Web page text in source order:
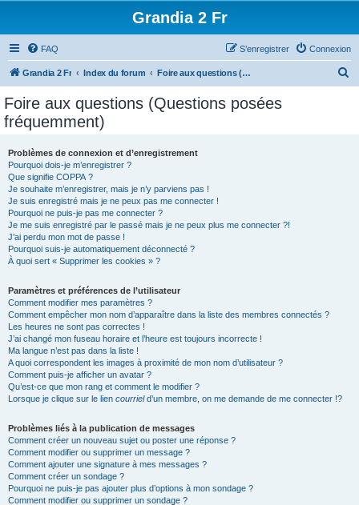
Grandia 2 Fr
FAQ Connexion
S’enregistrer
Grandia 2 Fr Index du forum Foire aux questions (Questions posées fréquemment)
Foire aux questions (Questions posées
fréquemment)
Problèmes de connexion et d’enregistrement
Pourquoi dois-je m’enregistrer ?
Que signifie COPPA ?
Je souhaite m’enregistrer, mais je n’y parviens pas !
Je suis enregistré mais je ne peux pas me connecter !
Pourquoi ne puis-je pas me connecter ?
Je me suis enregistré par le passé mais je ne peux plus me connecter ?!
J’ai perdu mon mot de passe !
Pourquoi suis-je automatiquement déconnecté ?
À quoi sert « Supprimer les cookies » ?
Paramètres et préférences de l’utilisateur
Comment modifier mes paramètres ?
Comment empêcher mon nom d’apparaître dans la liste des membres connectés ?
Les heures ne sont pas correctes !
J’ai changé mon fuseau horaire et l’heure est toujours incorrecte !
Ma langue n’est pas dans la liste !
A quoi correspondent les images à proximité de mon nom d’utilisateur ?
Comment puis-je afficher un avatar ?
Qu’est-ce que mon rang et comment le modifier ?
Lorsque je clique sur le lien courrield’un membre, on me demande de me connecter !?
Problèmes liés à la publication de messages
Comment créer un nouveau sujet ou poster une réponse ?
Comment modifier ou supprimer un message ?
Comment ajouter une signature à mes messages ?
Comment créer un sondage ?
Pourquoi ne puis-je pas ajouter plus d’options à mon sondage ?
Comment modifier ou supprimer un sondage ?